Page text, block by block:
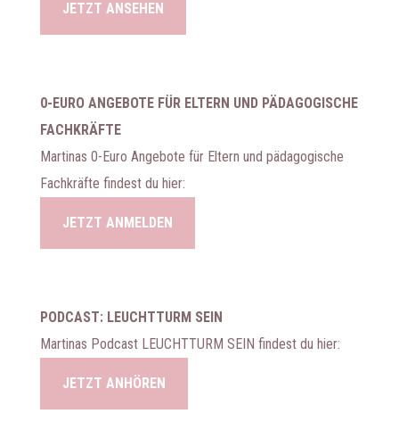
JETZT ANSEHEN
0-EURO ANGEBOTE FÜR ELTERN UND PÄDAGOGISCHE
FACHKRÄFTE
Martinas 0-Euro Angebote für Eltern und pädagogische
Fachkräfte findest du hier:
JETZT ANMELDEN
PODCAST: LEUCHTTURM SEIN
Martinas Podcast LEUCHTTURM SEIN findest du hier:
JETZT ANHÖREN